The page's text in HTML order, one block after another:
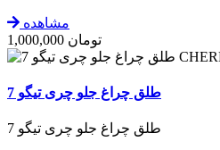
مشاهده
1,000,000 تومان
طلق چراغ جلو چری تیگو 7
طلق چراغ جلو چری تیگو 7